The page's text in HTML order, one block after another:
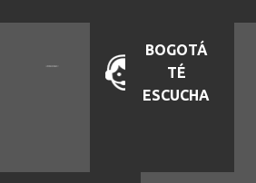
BOGOTÁ
TÉ
ESCUCHA